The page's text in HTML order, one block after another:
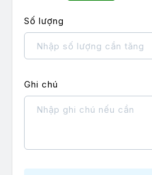
vụ Facebook
vụ TikTok
Like (Tym) Tiktok
Favorite Titkok
Số lượng
Ghi chú